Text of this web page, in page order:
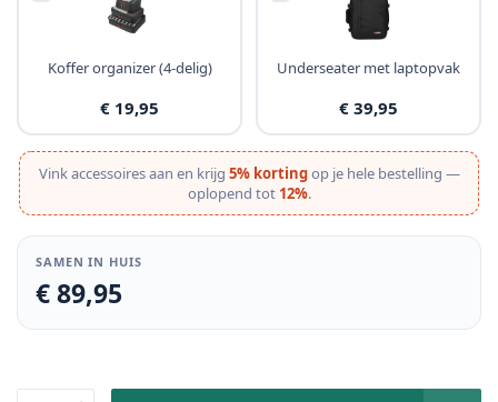
Koffer organizer (4-delig)
€ 19,95
Underseater met laptopvak
€ 39,95
Vink accessoires aan en krijg 5% kortingop je hele bestelling —
oplopend tot 12%.
SAMEN IN HUIS
€ 89,95